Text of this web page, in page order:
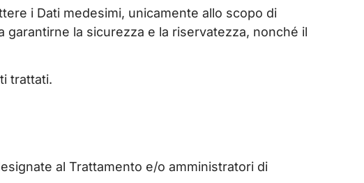
i Dati medesimi, unicamente allo scopo di
la sicurezza e la riservatezza, nonché il
trattati.
al Trattamento e/o amministratori di